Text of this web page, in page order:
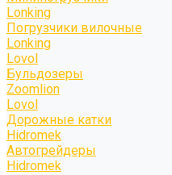
Lonking
Погрузчики вилочные
Lonking
Lovol
Бульдозеры
Zoomlion
Lovol
Дорожные катки
Hidromek
Автогрейдеры
Hidromek